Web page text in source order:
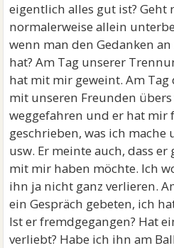
eigentlich alles gut ist? Geht
normalerweise allein
wenn man den Gedanken
hat? Am Tag unserer
hat mit mir geweint. Am
mit unseren Freunden
weggefahren und er hat mir
geschrieben, was ich mache
usw. Er meinte auch, dass
mit mir haben möchte. Ich
ihn ja nicht ganz verlieren.
ein Gespräch gebeten, ich
Ist er fremdgegangen? Hat
verliebt? Habe ich ihn am